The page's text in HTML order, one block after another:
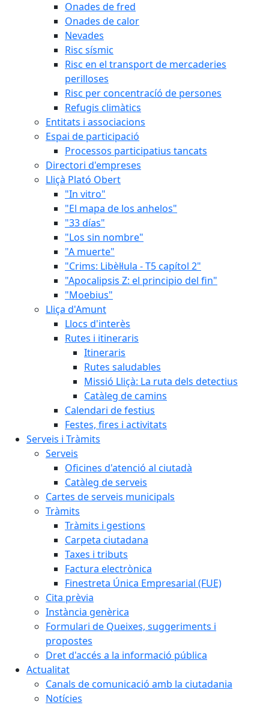
Onades de fred
Onades de calor
Nevades
Risc sísmic
Risc en el transport de mercaderies
perilloses
Risc per concentracíó de persones
Refugis climàtics
Entitats i associacions
Espai de participació
Processos participatius tancats
Directori d'empreses
Lliçà Plató Obert
"In vitro"
"El mapa de los anhelos"
"33 días"
"Los sin nombre"
"A muerte"
"Crims: Libèl·lula - T5 capítol 2"
"Apocalipsis Z: el principio del fin"
"Moebius"
Lliça d'Amunt
Llocs d'interès
Rutes i itineraris
Itineraris
Rutes saludables
Missió Lliçà: La ruta dels detectius
Catàleg de camins
Calendari de festius
Festes, fires i activitats
Serveis i Tràmits
Serveis
Oficines d'atenció al ciutadà
Catàleg de serveis
Cartes de serveis municipals
Tràmits
Tràmits i gestions
Carpeta ciutadana
Taxes i tributs
Factura electrònica
Finestreta Única Empresarial (FUE)
Cita prèvia
Instància genèrica
Formulari de Queixes, suggeriments i
propostes
Dret d'accés a la informació pública
Actualitat
Canals de comunicació amb la ciutadania
Notícies